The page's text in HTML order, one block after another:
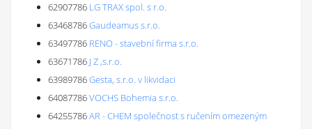
62907786 LG TRAX spol. s r.o.
63468786Gaudeamus s.r.o.
63497786 RENO - stavební firma s.r.o.
63671786 J Z ,s.r.o.
63989786Gesta, s.r.o. v likvidaci
64087786VOCHS Bohemia s.r.o.
64255786AR - CHEM společnost s ručením omezeným